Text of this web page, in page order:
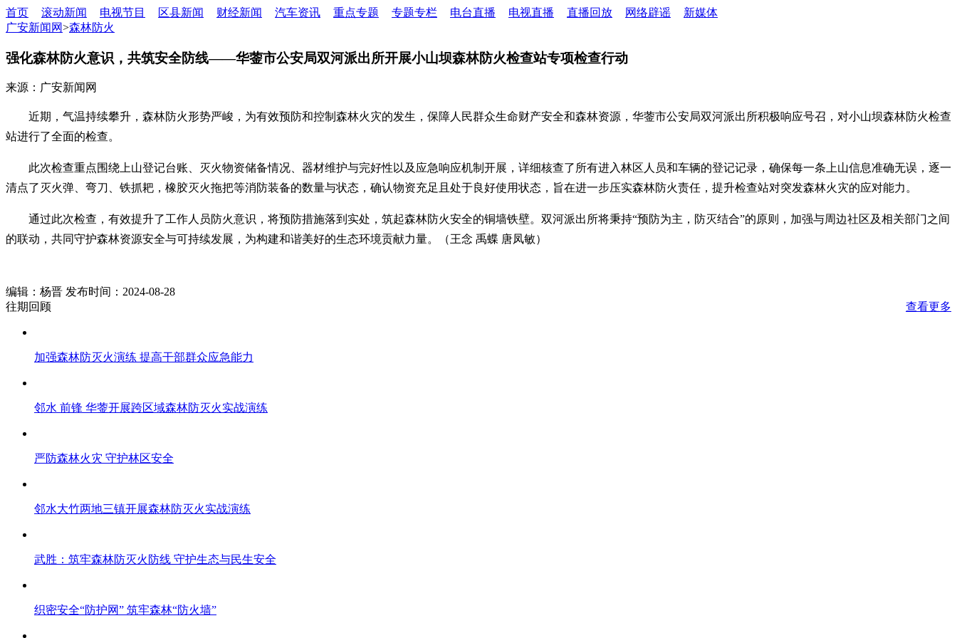
首页 滚动新闻 电视节目 区县新闻 财经新闻 汽车资讯 重点专题 专题专栏 电台直播 电视直播 直播回放 网络辟谣
新媒体
广安新闻网>森林防火
强化森林防火意识，共筑安全防线——华蓥市公安局双河派出所开展小山坝森林防火检查站专项检查行动
来源：广安新闻网
近期，气温持续攀升，森林防火形势严峻，为有效预防和控制森林火灾的发生，保障人民群众生命财产安全和森林资源，华蓥市公安局双河派出所积极响应号召，对小山坝森林防火检查
站进行了全面的检查。
此次检查重点围绕上山登记台账、灭火物资储备情况、器材维护与完好性以及应急响应机制开展，详细核查了所有进入林区人员和车辆的登记记录，确保每一条上山信息准确无误，逐一
清点了灭火弹、弯刀、铁抓耙，橡胶灭火拖把等消防装备的数量与状态，确认物资充足且处于良好使用状态，旨在进一步压实森林防火责任，提升检查站对突发森林火灾的应对能力。
通过此次检查，有效提升了工作人员防火意识，将预防措施落到实处，筑起森林防火安全的铜墙铁壁。双河派出所将秉持“预防为主，防灭结合”的原则，加强与周边社区及相关部门之间
的联动，共同守护森林资源安全与可持续发展，为构建和谐美好的生态环境贡献力量。（王念 禹蝶 唐凤敏）
编辑：杨晋 发布时间：2024-08-28
往期回顾
查看更多
加强森林防灭火演练 提高干部群众应急能力
邻水 前锋 华蓥开展跨区域森林防灭火实战演练
严防森林火灾 守护林区安全
邻水大竹两地三镇开展森林防灭火实战演练
武胜：筑牢森林防灭火防线 守护生态与民生安全
织密安全“防护网” 筑牢森林“防火墙”